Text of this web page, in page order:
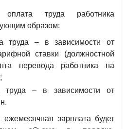
труда работника
образом:
труда – в зависимости от
ставки (должностной
перевода работника на
труда – в зависимости от
зарплата будет